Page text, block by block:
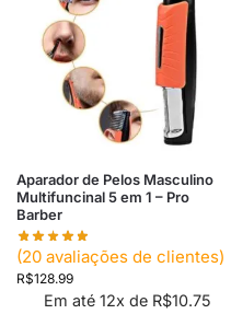
Aparador de Pelos Masculino
Multifuncinal 5 em 1 – Pro
Barber
(20 avaliações de clientes)
R$128.99
Em até 12x de R$10.75